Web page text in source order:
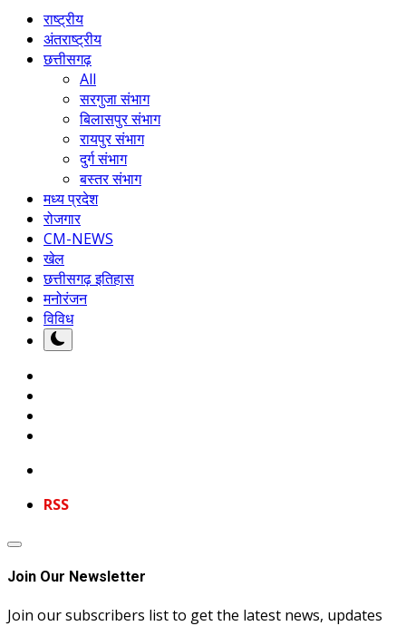
राष्ट्रीय
अंतराष्ट्रीय
छत्तीसगढ़
All
सरगुजा संभाग
बिलासपुर संभाग
रायपुर संभाग
दुर्ग संभाग
बस्तर संभाग
मध्य प्रदेश
रोजगार
CM-NEWS
खेल
छत्तीसगढ़ इतिहास
मनोरंजन
विविध
RSS
Join Our Newsletter
Join our subscribers list to get the latest news, updates